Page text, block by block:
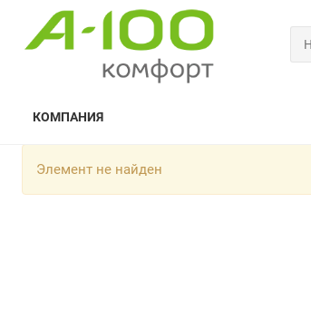
КОМПАНИЯ
Элемент не найден